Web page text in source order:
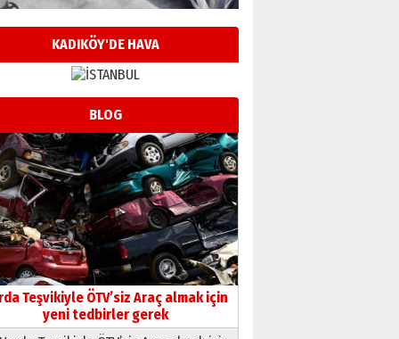
KADIKÖY'DE HAVA
BLOG
Teşvikiyle ÖTV’siz Araç almak için
yeni tedbirler gerek